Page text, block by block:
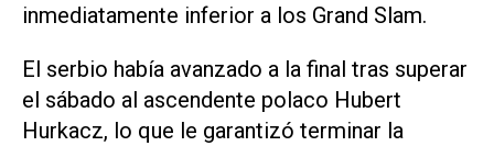
inmediatamente inferior a los Grand Slam.
El serbio había avanzado a la final tras superar
el sábado al ascendente polaco Hubert
Hurkacz, lo que le garantizó terminar la